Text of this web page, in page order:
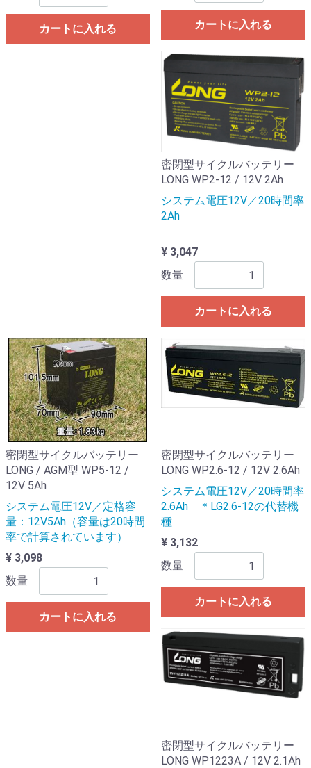
カートに入れる カートに入れる
密閉型サイクルバッテリー
LONG WP2-12 / 12V 2Ah
システム電圧12V／20時間率
2Ah
¥ 3,047
数量
カートに入れる
密閉型サイクルバッテリー
LONG / AGM型 WP5-12 /
12V 5Ah
システム電圧12V／定格容
量：12V5Ah（容量は20時間
率で計算されています）
¥ 3,098
数量
カートに入れる
密閉型サイクルバッテリー
LONG WP2.6-12 / 12V 2.6Ah
システム電圧12V／20時間率
2.6Ah ＊LG2.6-12の代替機
種
¥ 3,132
数量
カートに入れる
密閉型サイクルバッテリー
LONG WP1223A / 12V 2.1Ah